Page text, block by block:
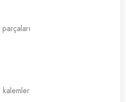
kalemler